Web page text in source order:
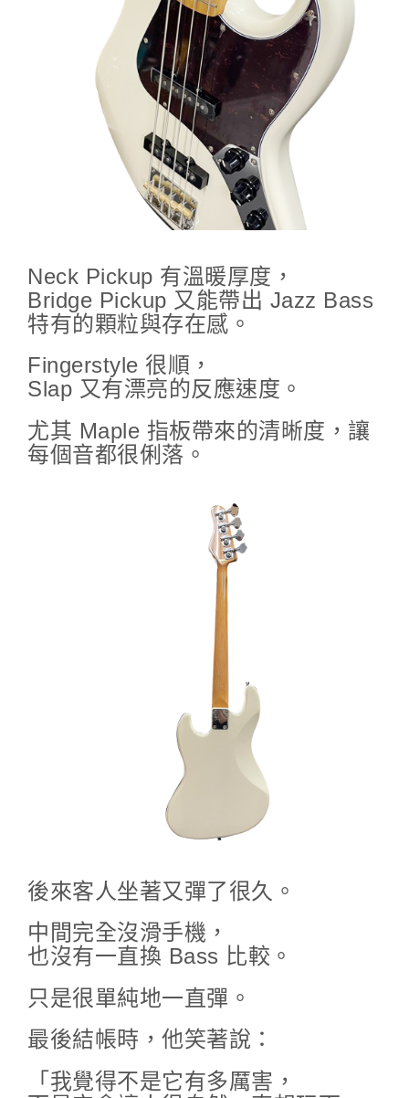
Neck Pickup 有溫暖厚度，
Bridge Pickup 又能帶出 Jazz Bass
特有的顆粒與存在感。
Fingerstyle 很順，
Slap 又有漂亮的反應速度。
尤其 Maple 指板帶來的清晰度，讓
每個音都很俐落。
後來客人坐著又彈了很久。
中間完全沒滑手機，
也沒有一直換 Bass 比較。
只是很單純地一直彈。
最後結帳時，他笑著說：
「我覺得不是它有多厲害，